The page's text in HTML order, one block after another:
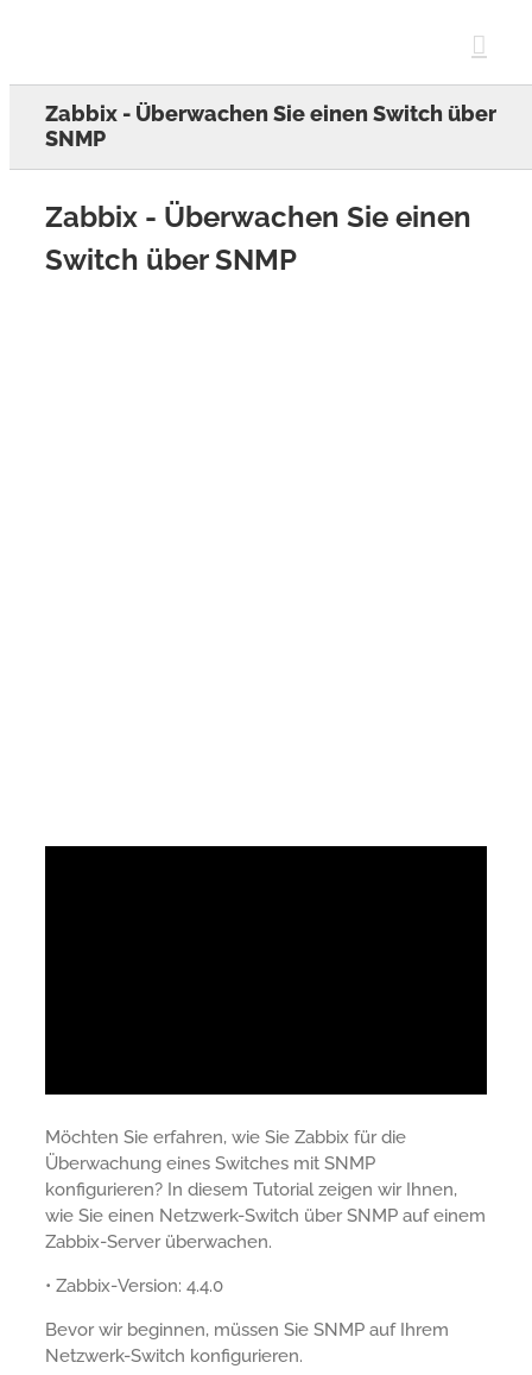
Zabbix - Überwachen Sie einen Switch über
SNMP
Zabbix - Überwachen Sie einen
Switch über SNMP
Möchten Sie erfahren, wie Sie Zabbix für die
Überwachung eines Switches mit SNMP
konfigurieren? In diesem Tutorial zeigen wir Ihnen,
wie Sie einen Netzwerk-Switch über SNMP auf einem
Zabbix-Server überwachen.
• Zabbix-Version: 4.4.0
Bevor wir beginnen, müssen Sie SNMP auf Ihrem
Netzwerk-Switch konfigurieren.